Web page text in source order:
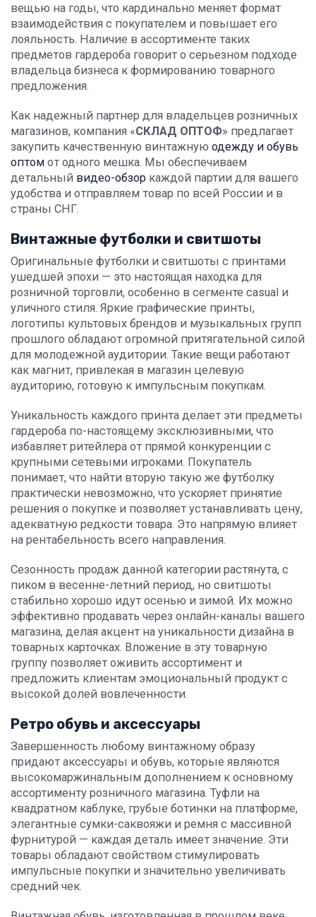
вещью на годы, что кардинально меняет формат
взаимодействия с покупателем и повышает его
лояльность. Наличие в ассортименте таких
предметов гардероба говорит о серьезном подходе
владельца бизнеса к формированию товарного
предложения.
Как надежный партнер для владельцев розничных
магазинов, компания «СКЛАД ОПТОФ» предлагает
закупить качественную винтажную одежду и обувь
оптом от одного мешка. Мы обеспечиваем
детальный видео-обзор каждой партии для вашего
удобства и отправляем товар по всей России и в
страны СНГ.
Винтажные футболки и свитшоты
Оригинальные футболки и свитшоты с принтами
ушедшей эпохи — это настоящая находка для
розничной торговли, особенно в сегменте casual и
уличного стиля. Яркие графические принты,
логотипы культовых брендов и музыкальных групп
прошлого обладают огромной притягательной силой
для молодежной аудитории. Такие вещи работают
как магнит, привлекая в магазин целевую
аудиторию, готовую к импульсным покупкам.
Уникальность каждого принта делает эти предметы
гардероба по-настоящему эксклюзивными, что
избавляет ритейлера от прямой конкуренции с
крупными сетевыми игроками. Покупатель
понимает, что найти вторую такую же футболку
практически невозможно, что ускоряет принятие
решения о покупке и позволяет устанавливать цену,
адекватную редкости товара. Это напрямую влияет
на рентабельность всего направления.
Сезонность продаж данной категории растянута, с
пиком в весенне-летний период, но свитшоты
стабильно хорошо идут осенью и зимой. Их можно
эффективно продавать через онлайн-каналы вашего
магазина, делая акцент на уникальности дизайна в
товарных карточках. Вложение в эту товарную
группу позволяет оживить ассортимент и
предложить клиентам эмоциональный продукт с
высокой долей вовлеченности.
Ретро обувь и аксессуары
Завершенность любому винтажному образу
придают аксессуары и обувь, которые являются
высокомаржинальным дополнением к основному
ассортименту розничного магазина. Туфли на
квадратном каблуке, грубые ботинки на платформе,
элегантные сумки-саквояжи и ремня с массивной
фурнитурой — каждая деталь имеет значение. Эти
товары обладают свойством стимулировать
импульсные покупки и значительно увеличивать
средний чек.